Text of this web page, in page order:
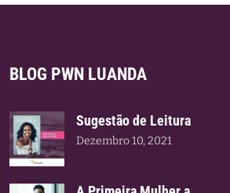
BLOG PWN LUANDA
Sugestão de Leitura
Dezembro 10, 2021